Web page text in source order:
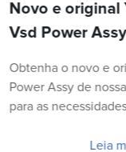
Novo e original
Vsd Power Assy
Obtenha o novo e
Power Assy de
para as
Leia